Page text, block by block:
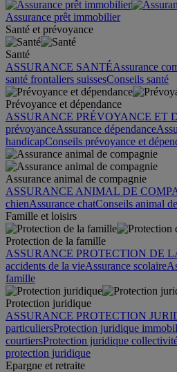
Assurance prêt immobilier
Santé et prévoyance
Santé
ASSURANCE SANTÉAssurance
santé frontaliers suissesConseils santé
Prévoyance et dépendance
ASSURANCE PRÉVOYANCE ET
prévoyanceAssurance dépendance
handicapConseils prévoyance et
Assurance animal de compagnie
ASSURANCE ANIMAL DE
chienAssurance chatConseils animal
Famille et loisirs
Protection de la famille
ASSURANCE PROTECTION DE
accidents de la vieAssurance scolaire
famille
Protection juridique
ASSURANCE PROTECTION
particuliersProtection juridique
courtiersProtection juridique
protection juridique
Epargne et retraite